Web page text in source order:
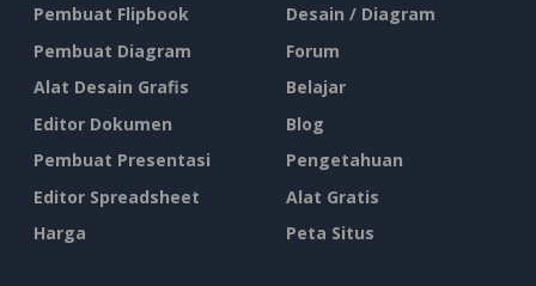
Pembuat Flipbook
Pembuat Diagram
Alat Desain Grafis
Editor Dokumen
Pembuat Presentasi
Editor Spreadsheet
Harga
Desain / Diagram
Forum
Belajar
Blog
Pengetahuan
Alat Gratis
Peta Situs